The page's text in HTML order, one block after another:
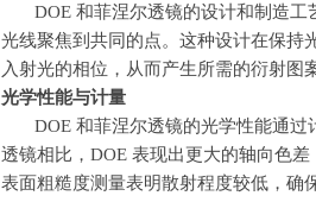
DOE 和菲涅尔透镜的设计和制造
光线聚焦到共同的点。这种设计在保持
入射光的相位，从而产生所需的衍射图
光学性能与计量
DOE 和菲涅尔透镜的光学性能通
透镜相比， DOE 表现出更大的轴向色差
表面粗糙度测量表明散射程度较低，确